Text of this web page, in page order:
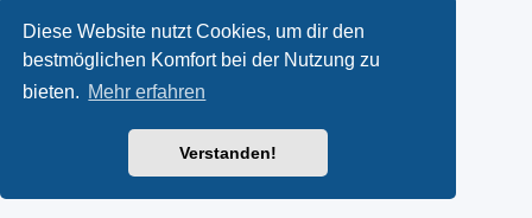
Diese Website nutzt Cookies, um dir den
bestmöglichen Komfort bei der Nutzung zu
bieten. Mehr erfahren
Verstanden!